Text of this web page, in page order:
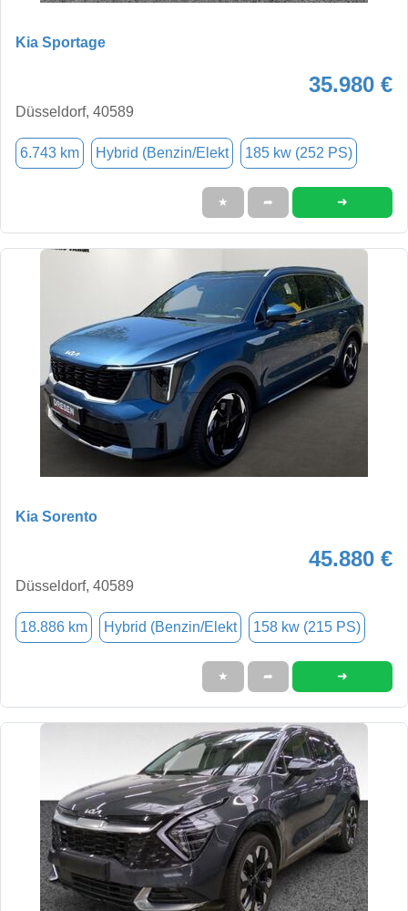
Kia Sportage
35.980 €
Düsseldorf, 40589
6.743 km Hybrid (Benzin/Elekt 185 kw (252 PS)
★ ➦ ➜
Kia Sorento
45.880 €
Düsseldorf, 40589
18.886 km Hybrid (Benzin/Elekt 158 kw (215 PS)
★ ➦ ➜